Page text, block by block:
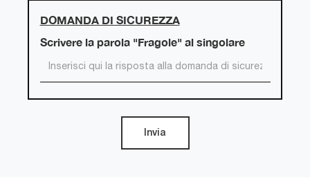
DOMANDA DI SICUREZZA
Scrivere la parola "Fragole" al singolare
Invia